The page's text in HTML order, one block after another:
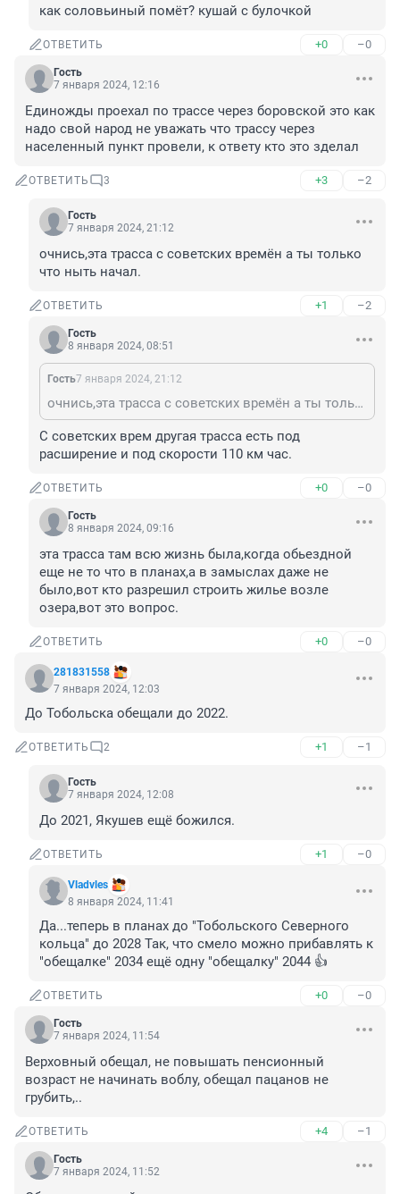
как соловьиный помёт? кушай с булочкой
ОТВЕТИТЬ +0 –0
Гость
7 января 2024, 12:16
Единожды проехал по трассе через боровской это как
надо свой народ не уважать что трассу через
населенный пункт провели, к ответу кто это зделал
ОТВЕТИТЬ 3 +3 –2
Гость
7 января 2024, 21:12
очнись,эта трасса с советских времён а ты только
что ныть начал.
ОТВЕТИТЬ +1 –2
Гость
8 января 2024, 08:51
Гость7 января 2024, 21:12
очнись,эта трасса с советских времён а ты только что ныть начал.
С советских врем другая трасса есть под
расширение и под скорости 110 км час.
ОТВЕТИТЬ +0 –0
Гость
8 января 2024, 09:16
эта трасса там всю жизнь была,когда обьездной
еще не то что в планах,а в замыслах даже не
было,вот кто разрешил строить жилье возле
озера,вот это вопрос.
ОТВЕТИТЬ +0 –0
281831558
7 января 2024, 12:03
До Тобольска обещали до 2022.
ОТВЕТИТЬ 2 +1 –1
Гость
7 января 2024, 12:08
До 2021, Якушев ещё божился.
ОТВЕТИТЬ +1 –0
Vladvles
8 января 2024, 11:41
Да...теперь в планах до "Тобольского Северного
кольца" до 2028 Так, что смело можно прибавлять к
"обещалке" 2034 ещё одну "обещалку" 2044 👍
ОТВЕТИТЬ +0 –0
Гость
7 января 2024, 11:54
Верховный обещал, не повышать пенсионный
возраст не начинать воблу, обещал пацанов не
грубить,..
ОТВЕТИТЬ +4 –1
Гость
7 января 2024, 11:52